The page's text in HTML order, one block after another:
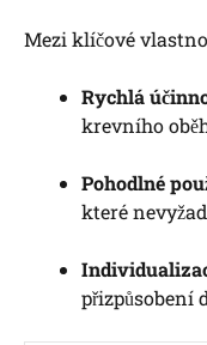
Mezi klíčové
Rychlá
krevního
Pohodlné
které
přizpůsobení